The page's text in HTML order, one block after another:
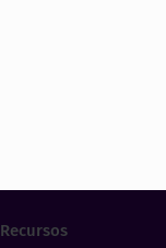
Recursos